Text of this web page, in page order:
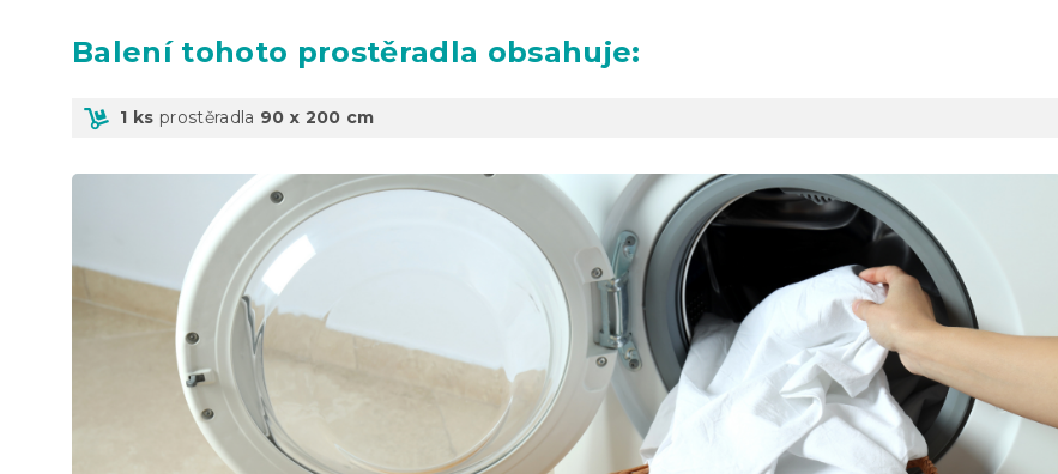
Balenítohoto prostěradla obsahuje:
1 ks prostěradla 90 x 200 cm